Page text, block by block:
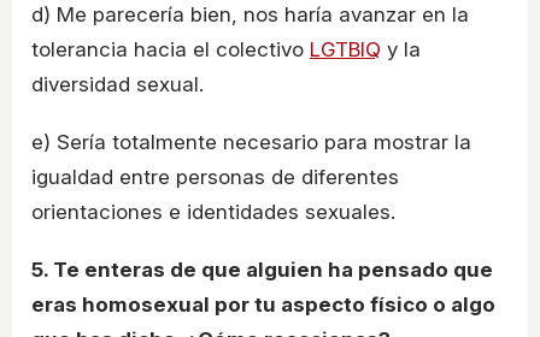
d) Me parecería bien, nos haría avanzar en la
tolerancia hacia el colectivo LGTBIQ y la
diversidad sexual.
e) Sería totalmente necesario para mostrar la
igualdad entre personas de diferentes
orientaciones e identidades sexuales.
5. Te enteras de que alguien ha pensado que
eras homosexual por tu aspecto físico o algo